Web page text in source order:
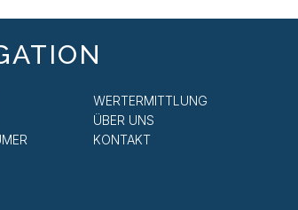
WERTERMITTLUNG
ÜBER UNS
KONTAKT